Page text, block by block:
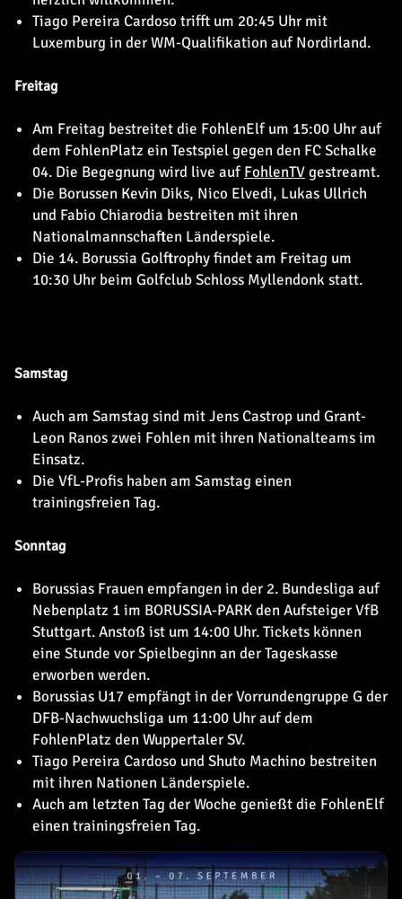
Tiago Pereira Cardoso trifft um 20:45 Uhr mit
Luxemburg in der WM-Qualifikation auf Nordirland.
Freitag
Am Freitag bestreitet die FohlenElf um 15:00 Uhr auf
dem FohlenPlatz ein Testspiel gegen den FC Schalke
04. Die Begegnung wird live aufFohlenTVgestreamt.
Die Borussen Kevin Diks, Nico Elvedi, Lukas Ullrich
und Fabio Chiarodia bestreiten mit ihren
Nationalmannschaften Länderspiele.
Die 14. Borussia Golftrophy findet am Freitag um
10:30 Uhr beim Golfclub Schloss Myllendonk statt.
Samstag
Auch am Samstag sind mit Jens Castrop und Grant-
Leon Ranos zwei Fohlen mit ihren Nationalteams im
Einsatz.
Die VfL-Profis haben am Samstag einen
trainingsfreien Tag.
Sonntag
Borussias Frauen empfangen in der 2. Bundesliga auf
Nebenplatz 1 im BORUSSIA-PARK den Aufsteiger VfB
Stuttgart. Anstoß ist um 14:00 Uhr. Tickets können
eine Stunde vor Spielbeginn an der Tageskasse
erworben werden.
Borussias U17 empfängt in der Vorrundengruppe G der
DFB-Nachwuchsliga um 11:00 Uhr auf dem
FohlenPlatz den Wuppertaler SV.
Tiago Pereira Cardoso und Shuto Machino bestreiten
mit ihren Nationen Länderspiele.
Auch am letzten Tag der Woche genießt die FohlenElf
einen trainingsfreien Tag.